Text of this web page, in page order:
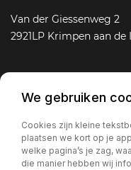
Van der Giessenweg 2
2921LP Krimpen aan de
AanbodDiensten Over
We gebruiken
Cookies zijn kleine
plaatsen we kort op je
welke pagina’s je zag,
die manier hebben wij